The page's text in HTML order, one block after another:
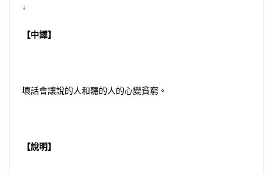
↓
【中譯】
壞話會讓說的人和聽的人的心變貧窮。
【說明】